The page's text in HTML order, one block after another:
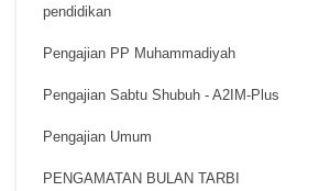
pendidikan
Pengajian PP Muhammadiyah
Pengajian Sabtu Shubuh - A2IM-Plus
Pengajian Umum
PENGAMATAN BULAN TARBI